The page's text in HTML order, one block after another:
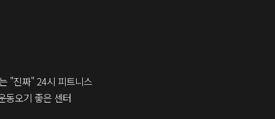
"진짜" 24시 피트니스
동오기 좋은 센터